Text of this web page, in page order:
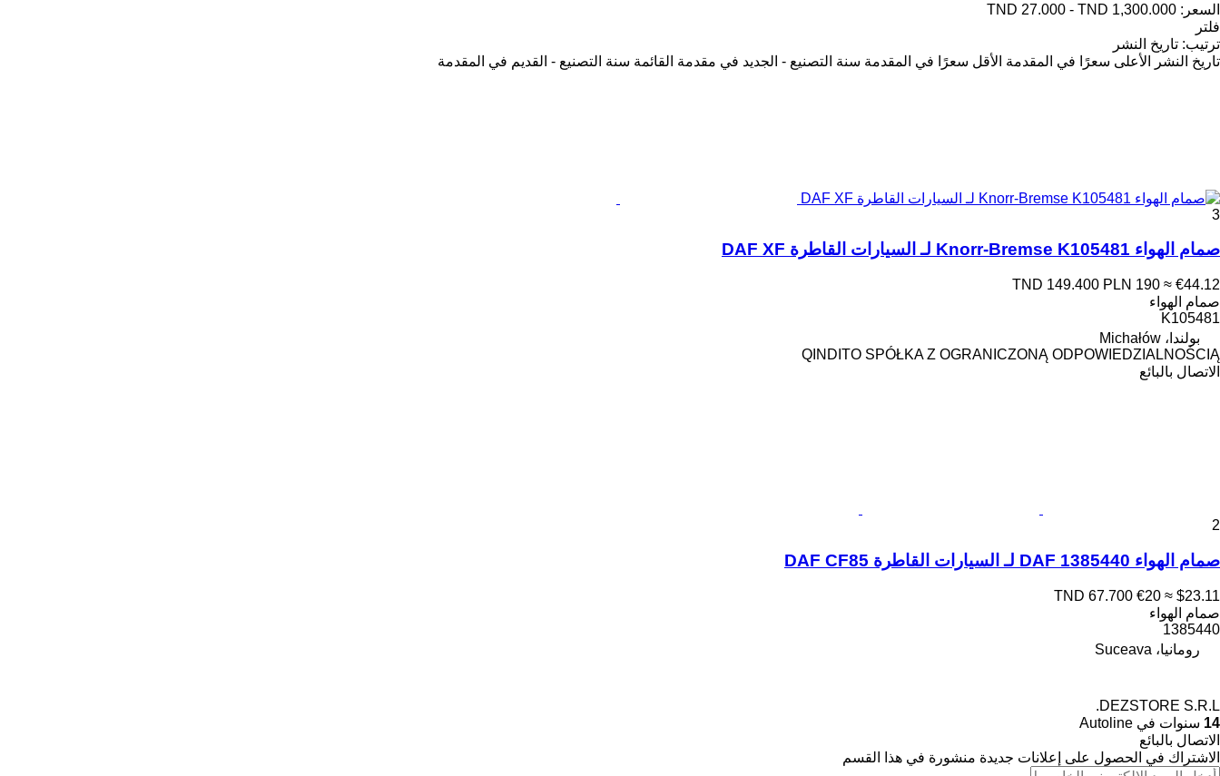
السعر: TND 27.000 - TND 1,300.000
فلتر
ترتيب: تاريخ النشر
تاريخ النشر
الأعلى سعرًا في المقدمة الأقل سعرًا في المقدمة سنة التصنيع - الجديد في مقدمة القائمة سنة التصنيع - القديم في المقدمة
3
صمام الهواء Knorr-Bremse K105481 لـ السيارات القاطرة DAF XF
TND 149.400 PLN 190 ≈ €44.12
صمام الهواء
K105481
بولندا، Michałów
QINDITO SPÓŁKA Z OGRANICZONĄ ODPOWIEDZIALNOŚCIĄ
الاتصال بالبائع
2
صمام الهواء DAF 1385440 لـ السيارات القاطرة DAF CF85
TND 67.700 €20 ≈ $23.11
صمام الهواء
1385440
رومانيا، Suceava
DEZSTORE S.R.L.
14 سنوات في Autoline
الاتصال بالبائع
الاشتراك في الحصول على إعلانات جديدة منشورة في هذا القسم